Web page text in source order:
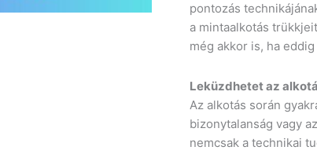
pontozás
a mintaalkotás
még akkor is, ha
Leküzdhetet az
Az alkotás során
bizonytalanság vagy
nemcsak a technikai